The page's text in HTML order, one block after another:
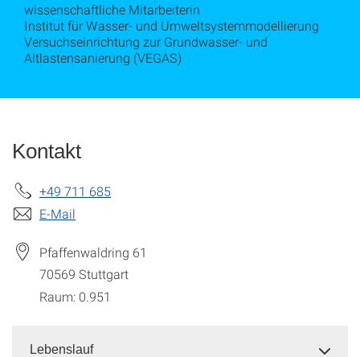
wissenschaftliche Mitarbeiterin
Institut für Wasser- und Umweltsystemmodellierung
Versuchseinrichtung zur Grundwasser- und
Altlastensanierung (VEGAS)
Kontakt
+49 711 685
E-Mail
Pfaffenwaldring 61
70569 Stuttgart
Raum: 0.951
Lebenslauf